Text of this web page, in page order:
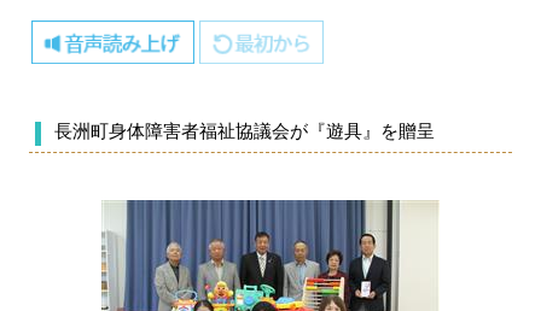
長洲町身体障害者福祉協議会が『遊具』を贈呈